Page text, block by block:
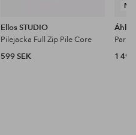
Ellos STUDIO
Pilejacka Full Zip Pile Core
599 SEK
1 499